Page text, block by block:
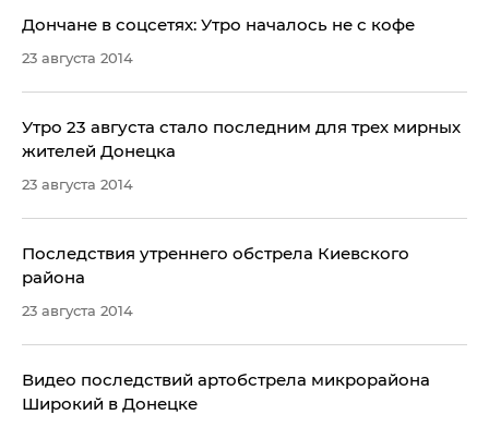
Дончане в соцсетях: Утро началось не с кофе
23 августа 2014
Утро 23 августа стало последним для трех мирных
жителей Донецка
23 августа 2014
Последствия утреннего обстрела Киевского
района
23 августа 2014
Видео последствий артобстрела микрорайона
Широкий в Донецке